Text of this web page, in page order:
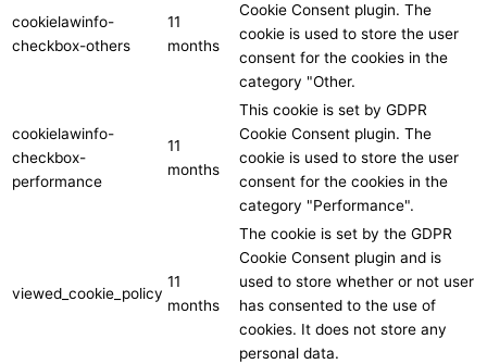
cookielawinfo-
checkbox-others
11
months
Cookie Consent plugin. The
cookie is used to store the user
consent for the cookies in the
category "Other.
cookielawinfo-
checkbox-
performance
11
months
This cookie is set by GDPR
Cookie Consent plugin. The
cookie is used to store the user
consent for the cookies in the
category "Performance".
viewed_cookie_policy
11
months
The cookie is set by the GDPR
Cookie Consent plugin and is
used to store whether or not user
has consented to the use of
cookies. It does not store any
personal data.